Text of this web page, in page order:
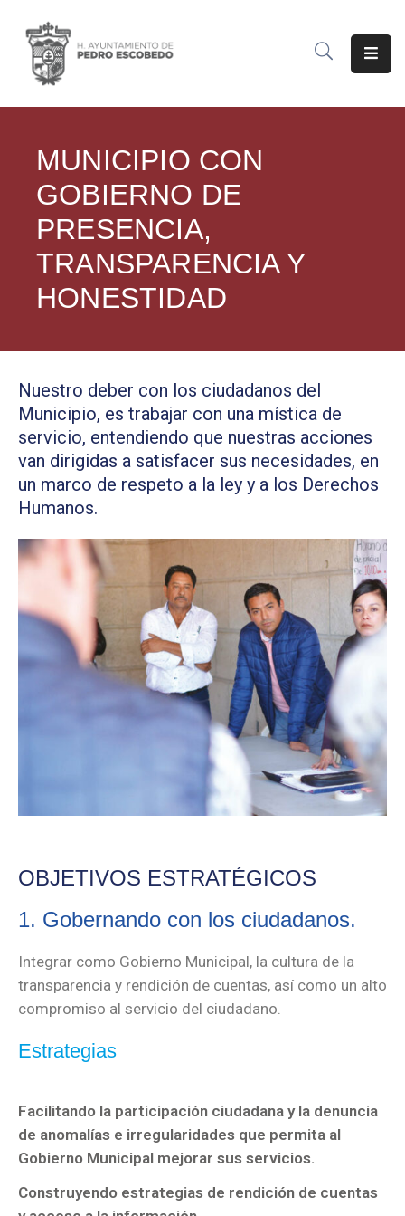
INICIO
TRÁMITES
SERVICIOS
NOTICIAS
REGIDORES
JUAN
ALBERTO
NAVA
CRUZ
INSPECTORES
PÚBLICA
PROTECCIÓN
DESARROLLO
URBANO
FINANZAS
TESORERÍA
RESULTADOS
DEL
PROGRAMA
TECNOLOGÍA
MUNICIPIO CON
GOBIERNO DE
PRESENCIA,
TRANSPARENCIA Y
HONESTIDAD
Nuestro deber con los ciudadanos del
Municipio, es trabajar con una mística de
servicio, entendiendo que nuestras acciones
van dirigidas a satisfacer sus necesidades, en
un marco de respeto a la ley y a los Derechos
Humanos.
OBJETIVOS ESTRATÉGICOS
1. Gobernando con los ciudadanos.
Integrar como Gobierno Municipal, la cultura de la
transparencia y rendición de cuentas, así como un alto
compromiso al servicio del ciudadano.
Estrategias
Facilitando la participación ciudadana y la denuncia
de anomalías e irregularidades que permita al
Gobierno Municipal mejorar sus servicios.
Construyendo estrategias de rendición de cuentas